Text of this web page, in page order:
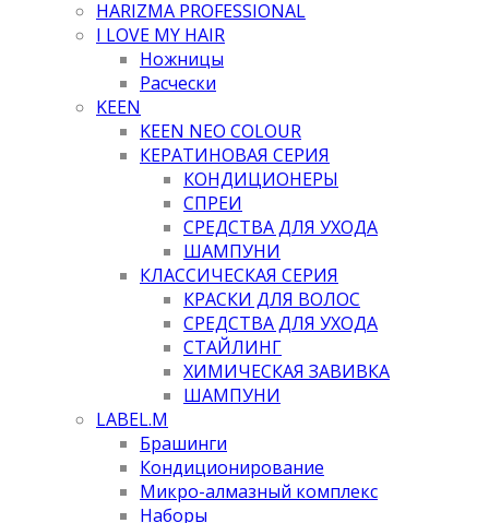
HARIZMA PROFESSIONAL
I LOVE MY HAIR
Ножницы
Расчески
KEEN
KEEN NEO COLOUR
КЕРАТИНОВАЯ СЕРИЯ
КОНДИЦИОНЕРЫ
СПРЕИ
СРЕДСТВА ДЛЯ УХОДА
ШАМПУНИ
КЛАССИЧЕСКАЯ СЕРИЯ
КРАСКИ ДЛЯ ВОЛОС
СРЕДСТВА ДЛЯ УХОДА
СТАЙЛИНГ
ХИМИЧЕСКАЯ ЗАВИВКА
ШАМПУНИ
LABEL.M
Брашинги
Кондиционирование
Микро-алмазный комплекс
Наборы